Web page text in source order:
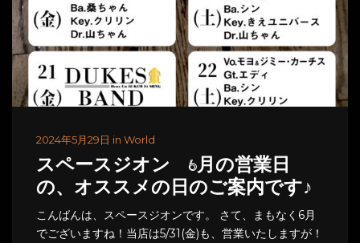
2024年5月29日 in World
スペースジオン 6月の営業日
の、オススメの日のご案内です♪
こんばんは、スペースジオンです。 さて、まもなく6月
でございますね！当店は5/31(金)も、営業いたしますが！